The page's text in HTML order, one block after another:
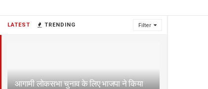
LATEST TRENDING Filter
आगामी लोकसभा चुनाव के लिए भाजपा ने किया